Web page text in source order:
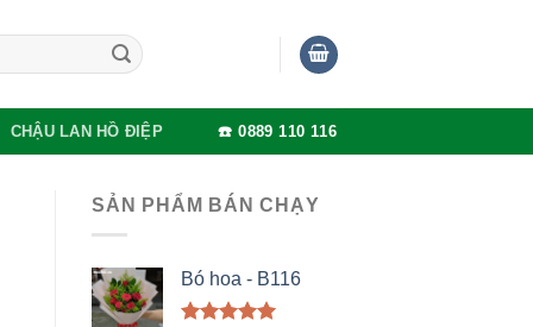
CHẬU LAN HỒ ĐIỆP ☎️ 0889 110 116
SẢN PHẨM BÁN CHẠY
Bó hoa - B116